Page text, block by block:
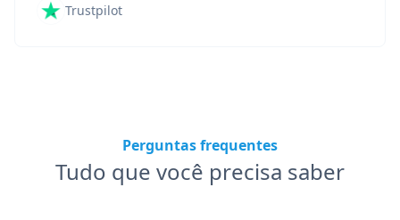
Trustpilot
Perguntas frequentes
Tudo que você precisa saber